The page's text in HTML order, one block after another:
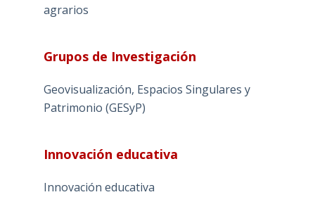
agrarios
Grupos de Investigación
Geovisualización, Espacios Singulares y
Patrimonio (GESyP)
Innovación educativa
Innovación educativa